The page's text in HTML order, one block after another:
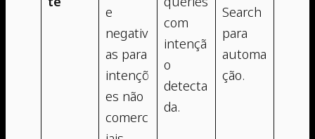
e
negativ
as para
intençõ
es não
comerc
com
intençã
o
detecta
da.
Search
para
automa
ção.